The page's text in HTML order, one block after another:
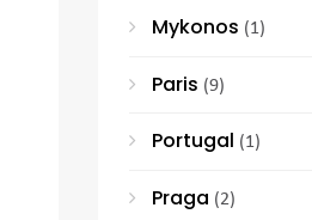
Mykonos (1)
Paris (9)
Portugal (1)
Praga (2)